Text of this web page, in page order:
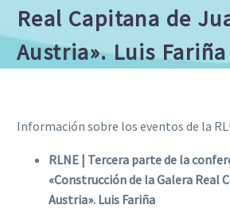
Real Capitana de
Austria». Luis Fariña
Información sobre los eventos de la
RLNE | Tercera parte de la
«Construcción de la Galera Real
Austria». Luis Fariña